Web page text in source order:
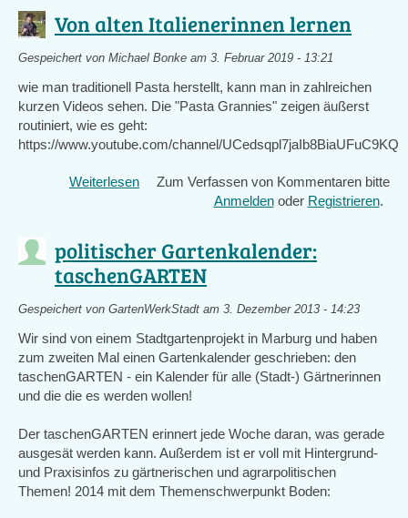
Von alten Italienerinnen lernen
Gespeichert von Michael Bonke am 3. Februar 2019 - 13:21
wie man traditionell Pasta herstellt, kann man in zahlreichen
kurzen Videos sehen. Die "Pasta Grannies" zeigen äußerst
routiniert, wie es geht:
https://www.youtube.com/channel/UCedsqpl7jaIb8BiaUFuC9KQ
Weiterlesen über
lernen
Zum Verfassen von Kommentaren bitte
Anmeldenoder Registrieren.
politischer Gartenkalender:
taschenGARTEN
Gespeichert von GartenWerkStadt am 3. Dezember 2013 - 14:23
Wir sind von einem Stadtgartenprojekt in Marburg und haben
zum zweiten Mal einen Gartenkalender geschrieben: den
taschenGARTEN - ein Kalender für alle (Stadt-) Gärtnerinnen
und die die es werden wollen!
Der taschenGARTEN erinnert jede Woche daran, was gerade
ausgesät werden kann. Außerdem ist er voll mit Hintergrund-
und Praxisinfos zu gärtnerischen und agrarpolitischen
Themen! 2014 mit dem Themenschwerpunkt Boden: